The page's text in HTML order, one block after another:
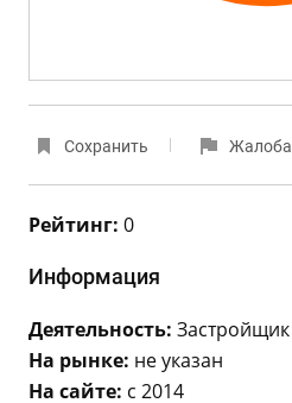
Сохранить Жалоба
Рейтинг: 0
Информация
Деятельность: Застройщик
На рынке: не указан
На сайте: с 2014